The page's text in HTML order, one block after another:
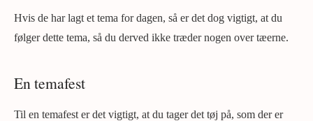
Hvis de har lagt et tema for dagen, så er det dog vigtigt, at du
følger dette tema, så du derved ikke træder nogen over tæerne.
En temafest
Til en temafest er det vigtigt, at du tager det tøj på, som der er